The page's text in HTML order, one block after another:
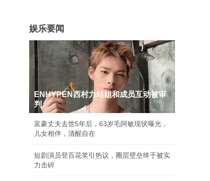
娱乐要闻
ENHYPEN西村力站姐和成员互动被审
判
富豪丈夫去世5年后，63岁毛阿敏现状曝光，
儿女相伴，清醒自在
短剧演员登百花奖引热议，圈层壁垒终于被实
力击碎